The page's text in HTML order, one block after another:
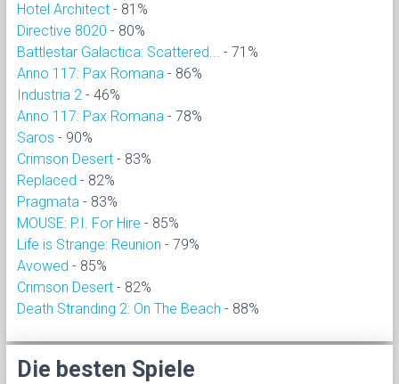
Hotel Architect - 81%
Directive 8020 - 80%
Battlestar Galactica: Scattered... - 71%
Anno 117: Pax Romana - 86%
Industria 2 - 46%
Anno 117: Pax Romana - 78%
Saros - 90%
Crimson Desert - 83%
Replaced - 82%
Pragmata - 83%
MOUSE: P.I. For Hire - 85%
Life is Strange: Reunion - 79%
Avowed - 85%
Crimson Desert - 82%
Death Stranding 2: On The Beach - 88%
Die besten Spiele